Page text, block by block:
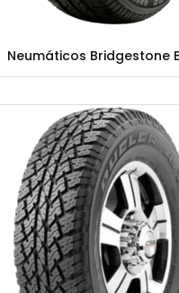
Neumáticos Bridgestone